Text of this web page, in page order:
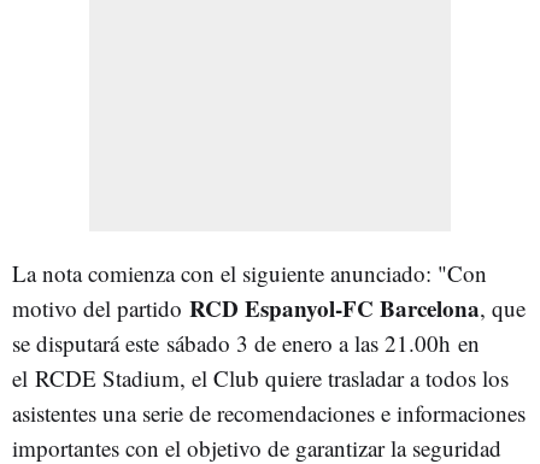
La nota comienza con el siguiente anunciado: "Con
motivo del partido RCD Espanyol-FC Barcelona, que
se disputará este sábado 3 de enero a las 21.00h en
el RCDE Stadium, el Club quiere trasladar a todos los
asistentes una serie de recomendaciones e informaciones
importantes con el objetivo de garantizar la seguridad